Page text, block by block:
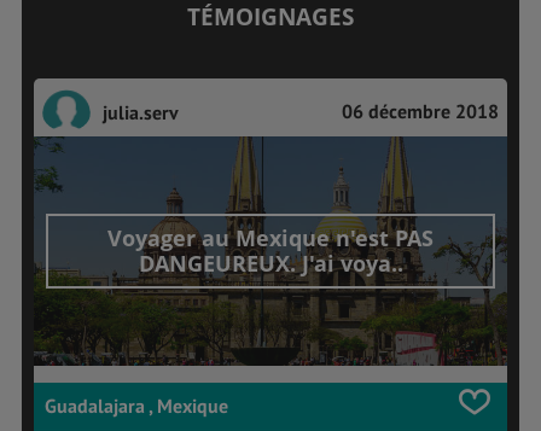
TÉMOIGNAGES
julia.serv 06 décembre 2018
Voyager au Mexique n'est PAS
DANGEUREUX. J'ai voya..
Guadalajara , Mexique